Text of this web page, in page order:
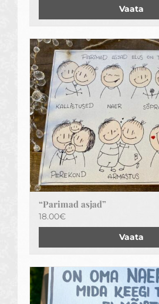
Vaata
“Parimad asjad”
18.00€
Vaata